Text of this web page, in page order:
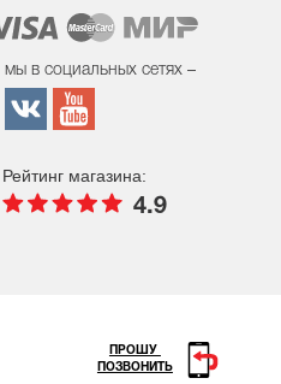
мы в социальных сетях –
Рейтинг магазина:
4.9
ПРОШУ
ПОЗВОНИТЬ